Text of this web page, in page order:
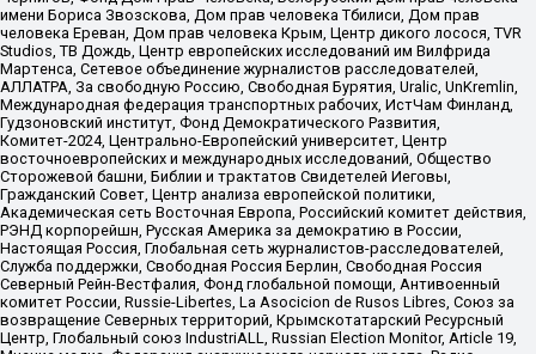
имени Бориса Звозскова, Дом прав человека Тбилиси, Дом прав
человека Ереван, Дом прав человека Крым, Центр дикого лосося, TVR
Studios, ТВ Дождь, Центр европейских исследований им Вилфрида
Мартенса, Сетевое объединение журналистов расследователей,
АЛЛАТРА, За свободную Россию, Свободная Бурятия, Uralic, UnKremlin,
Международная федерация транспортных рабочих, ИстЧам Финланд,
Гудзоновский институт, Фонд Демократического Развития,
Комитет-2024, Центрально-Европейский университет, Центр
восточноевропейских и международных исследований, Общество
Сторожевой башни, Библии и трактатов Свидетелей Иеговы,
Гражданский Совет, Центр анализа европейской политики,
Академическая сеть Восточная Европа, Российский комитет действия,
РЭНД корпорейшн, Русская Америка за демократию в России,
Настоящая Россия, Глобальная сеть журналистов-расследователей,
Служба поддержки, Свободная Россия Берлин, Свободная Россия
Северный Рейн-Вестфалия, Фонд глобальной помощи, Антивоенный
комитет России, Russie-Libertes, La Asocicion de Rusos Libres, Союз за
возвращение Северных территорий, Крымскотатарский Ресурсный
Центр, Глобальный союз IndustriALL, Russian Election Monitor, Article 19,